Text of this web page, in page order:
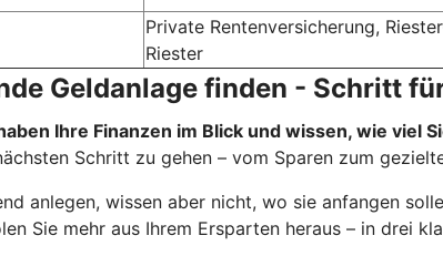
Private Rentenversicherung,
Riester
Geldanlage finden - Schritt
Ihre Finanzen im Blick und wissen, wie viel
Schritt zu gehen – vom Sparen zum
anlegen, wissen aber nicht, wo sie anfangen
Sie mehr aus Ihrem Ersparten heraus – in drei